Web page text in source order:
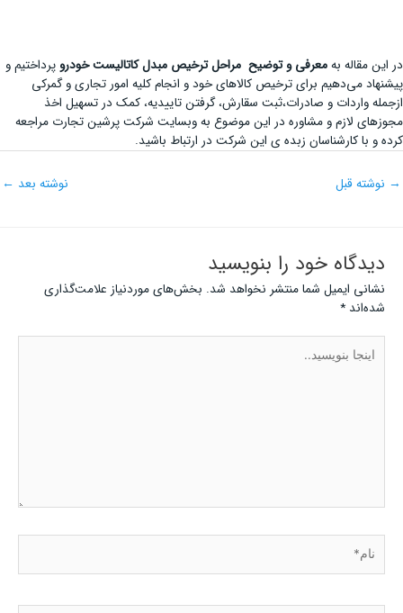
در این مقاله بهمعرفی و توضیح مراحل ترخیص مبدل کاتالیست خودرو پرداختیم و
پیشنهاد می‌دهیم برای ترخیص کالاهای خود و انجام کلیه امور تجاری و گمرکی
ازجمله واردات و صادرات،ثبت سقارش، گرفتن تاییدیه، کمک در تسهیل اخذ
مجوزهای لازم و مشاوره در این موضوع به وبسایت شرکت پرشین تجارت مراجعه
کرده و با کارشناسان زبده ی این شرکت در ارتباط باشید.
→ نوشته قبل نوشته بعد ←
دیدگاه‌ خود را بنویسید
نشانی ایمیل شما منتشر نخواهد شد. بخش‌های موردنیاز علامت‌گذاری
شده‌اند*
اینجا
بنویسید..
نام*